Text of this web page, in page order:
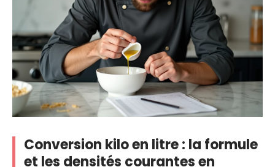
Conversion kilo en litre : la formule
et les densités courantes en